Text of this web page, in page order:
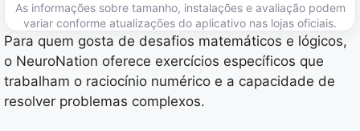
As informações sobre tamanho, instalações e avaliação podem
variar conforme atualizações do aplicativo nas lojas oficiais.
Para quem gosta de desafios matemáticos e lógicos,
o NeuroNation oferece exercícios específicos que
trabalham o raciocínio numérico e a capacidade de
resolver problemas complexos.